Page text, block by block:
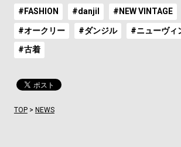
#FASHION #danjil #NEW VINTAGE
#オークリー #ダンジル #ニューヴィ
#古着
TOP> NEWS